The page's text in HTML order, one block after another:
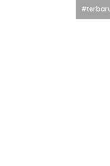
m
e